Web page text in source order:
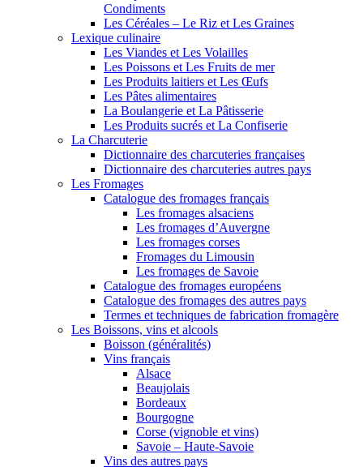
Condiments
Les Céréales – Le Riz et Les Graines
Lexique culinaire
Les Viandes et Les Volailles
Les Poissons et Les Fruits de mer
Les Produits laitiers et Les Œufs
Les Pâtes alimentaires
La Boulangerie et La Pâtisserie
Les Produits sucrés et La Confiserie
La Charcuterie
Dictionnaire des charcuteries françaises
Dictionnaire des charcuteries autres pays
Les Fromages
Catalogue des fromages français
Les fromages alsaciens
Les fromages d’Auvergne
Les fromages corses
Fromages du Limousin
Les fromages de Savoie
Catalogue des fromages européens
Catalogue des fromages des autres pays
Termes et techniques de fabrication fromagère
Les Boissons, vins et alcools
Boisson (généralités)
Vins français
Alsace
Beaujolais
Bordeaux
Bourgogne
Corse (vignoble et vins)
Savoie – Haute-Savoie
Vins des autres pays